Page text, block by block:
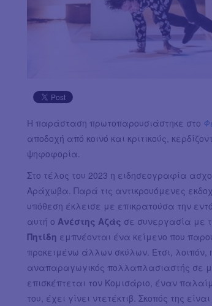
Η παράσταση πρωτοπαρουσιάστηκε στο
αποδοχή από κοινό και κριτικούς,
ψηφοφορία.
Στο τέλος του 2023 η ειδησεογραφία
Αράχωβα. Παρά τις αντικρουόμενες
υπόθεση έκλεισε με επικρατούσα την
αυτή ο Ανέστης Αζάς σε συνεργασία με
Πητίδη εμπνέονται ένα κείμενο που
προκειμένω άλλων σκύλων. Έτσι, λοιπόν,
αναπαραγωγικός πολλαπλασιαστής σε
επισκέπτεται τον Κομισάριο, έναν
του, έχει γίνει ντετέκτιβ. Σκοπός της